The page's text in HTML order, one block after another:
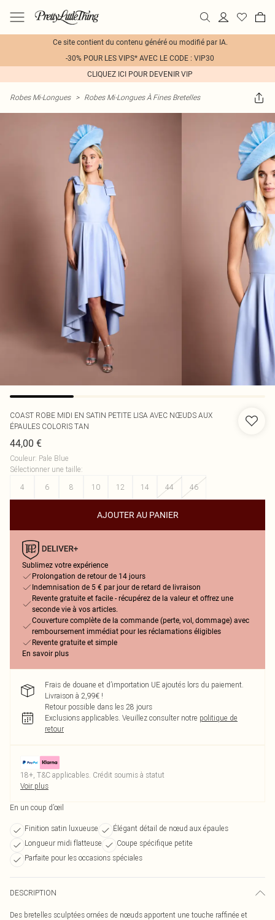
Ce site contient du contenu généré ou modifié par IA.
-30% POUR LES VIPS* AVEC LE CODE : VIP30
CLIQUEZ ICI POUR DEVENIR VIP
Robes Mi-Longues > Robes Mi-Longues À Fines Bretelles
COAST ROBE MIDI EN SATIN PETITE LISA AVEC NŒUDS AUX
ÉPAULES COLORIS TAN
44,00 €
Couleur: Pale Blue
Sélectionner une taille:
4
6 8 10 12 14 44 46
AJOUTER AU PANIER
Sublimez votre expérience
Prolongation de retour de 14 jours
Indemnisation de 5 € par jour de retard de livraison
Revente gratuite et facile - récupérez de la valeur et offrez une
seconde vie à vos articles.
Couverture complète de la commande (perte, vol, dommage) avec
remboursement immédiat pour les réclamations éligibles
Revente gratuite et simple
En savoir plus
Frais de douane et d’importation UE ajoutés lors du paiement.
Livraison à 2,99€ !
Retour possible dans les 28 jours
Exclusions applicables. Veuillez consulter notre politique de
retour
18+, T&C applicables. Crédit soumis à statut
Voir plus
En un coup d’œil
Finition satin luxueuse
Élégant détail de nœud aux épaules
Longueur midi flatteuse
Coupe spécifique petite
Parfaite pour les occasions spéciales
DESCRIPTION
Des bretelles sculptées ornées de nœuds apportent une touche raffinée et